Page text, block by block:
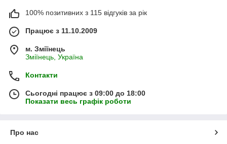
100% позитивних з 115 відгуків за рік
Працює з 11.10.2009
м. Зміїнець
Зміїнець, Україна
Контакти
Сьогодні працює з 09:00 до 18:00
Показати весь графік роботи
Про нас